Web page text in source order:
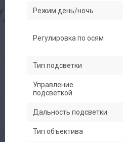
Режим день/ночь
Регулировка по осям
Тип подсветки
Управление
подсветкой
Дальность подсветки
Тип объектива